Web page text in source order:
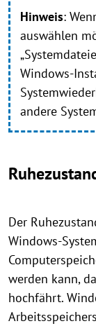
Hinweis:
auswählen
Windows-
andere
Der
Windows-
werden kann,
hochfährt.